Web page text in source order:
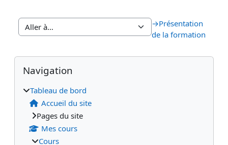
→Présentation
de la formation
Blocs
Blocs supplémentaires
Passer Navigation
Navigation
Tableau de bord
Accueil du site
Pages du site
Mes cours
Cours